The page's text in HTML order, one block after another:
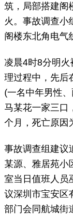
筑，局部搭建阁
火。事故调查小
阁楼东北角电气
凌晨4时8分明火
理过程中，先后
(一名中年男性
马某花一家三口
个月，死亡原因
事故调查组建议
某源、雅居苑小
室当日值班人员
议深圳市宝安区
部门会同航城街